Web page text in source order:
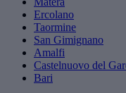
Ercolano
Taormine
San Gimignano
Amalfi
Castelnuovo del
Bari